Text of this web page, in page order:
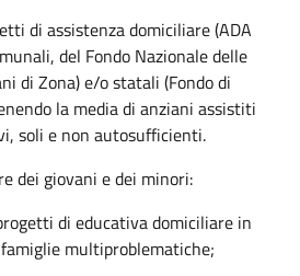
di assistenza domiciliare (ADA
del Fondo Nazionale delle
di Zona) e/o statali (Fondo di
la media di anziani assistiti
soli e non autosufficienti.
dei giovani e dei minori:
di educativa domiciliare in
multiproblematiche;